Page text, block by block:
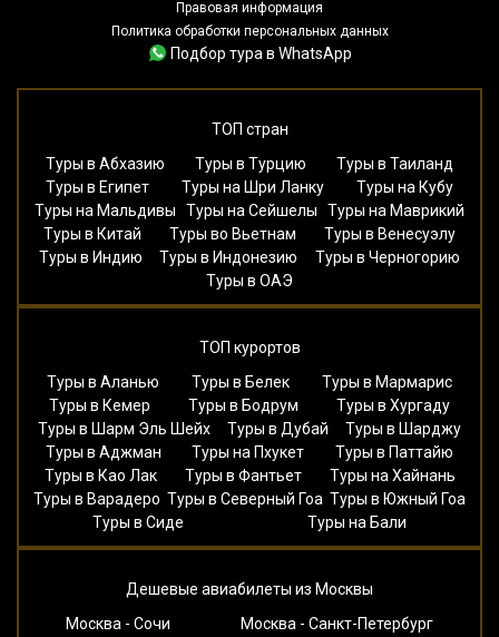
Правовая информация
Политика обработки персональных данных
Подбор тура в WhatsApp
ТОП стран
Туры в Абхазию
Туры в Турцию
Туры в Таиланд
Туры в Египет
Туры на Шри Ланку
Туры на Кубу
Туры на Мальдивы
Туры на Сейшелы
Туры на Маврикий
Туры в Китай
Туры во Вьетнам
Туры в Венесуэлу
Туры в Индию
Туры в Индонезию
Туры в Черногорию
Туры в ОАЭ
ТОП курортов
Туры в Аланью
Туры в Белек
Туры в Мармарис
Туры в Кемер
Туры в Бодрум
Туры в Хургаду
Туры в Шарм Эль Шейх
Туры в Дубай
Туры в Шарджу
Туры в Аджман
Туры на Пхукет
Туры в Паттайю
Туры в Као Лак
Туры в Фантьет
Туры на Хайнань
Туры в Варадеро Туры в Северный Гоа Туры в Южный Гоа
Туры в Сиде
Туры на Бали
Дешевые авиабилеты из Москвы
Москва - Сочи
Москва - Санкт-Петербург